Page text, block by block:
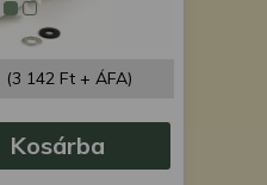
(3 142 Ft + ÁFA)
Kosárba
geolokációs
információkat
megfelelő helyre
ahhoz, hogy mi
leírtak szerint
Másik